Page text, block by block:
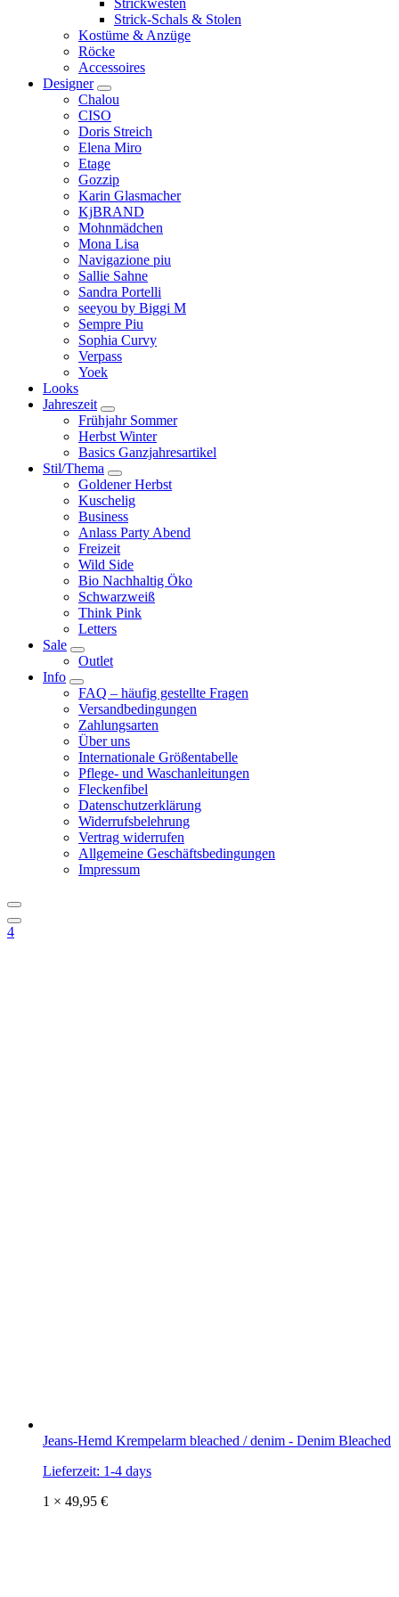
Strickwesten
Strick-Schals & Stolen
Kostüme & Anzüge
Röcke
Accessoires
Designer
Chalou
CISO
Doris Streich
Elena Miro
Etage
Gozzip
Karin Glasmacher
KjBRAND
Mohnmädchen
Mona Lisa
Navigazione piu
Sallie Sahne
Sandra Portelli
seeyou by Biggi M
Sempre Piu
Sophia Curvy
Verpass
Yoek
Looks
Jahreszeit
Frühjahr Sommer
Herbst Winter
Basics Ganzjahresartikel
Stil/Thema
Goldener Herbst
Kuschelig
Business
Anlass Party Abend
Freizeit
Wild Side
Bio Nachhaltig Öko
Schwarzweiß
Think Pink
Letters
Sale
Outlet
Info
FAQ – häufig gestellte Fragen
Versandbedingungen
Zahlungsarten
Über uns
Internationale Größentabelle
Pflege- und Waschanleitungen
Fleckenfibel
Datenschutzerklärung
Widerrufsbelehrung
Vertrag widerrufen
Allgemeine Geschäftsbedingungen
Impressum
4
Jeans-Hemd Krempelarm bleached / denim - Denim Bleached
Lieferzeit: 1-4 days
1 × 49,95 €